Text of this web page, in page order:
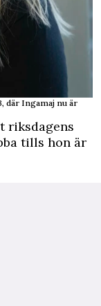
där Ingamaj nu är
riksdagens
tills hon är